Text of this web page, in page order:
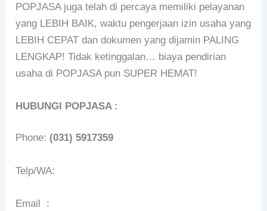
POPJASA juga telah di percaya memiliki pelayanan
yang LEBIH BAIK, waktu pengerjaan izin usaha yang
LEBIH CEPAT dan dokumen yang dijamin PALING
LENGKAP! Tidak ketinggalan… biaya pendirian
usaha di POPJASA pun SUPER HEMAT!
HUBUNGI POPJASA :
Phone: (031) 5917359
Telp/WA:
Email :